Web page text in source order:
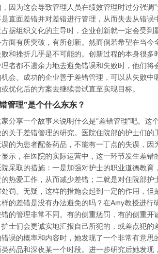
，因为这会导致管理人员在绩效管理时过分强调
直面差错并对差错进行管理，从而失去从错
占据组织文化的主导时，企业创新就一定会受
方面有所突破，有所创新。然而倘若希望在当
败和挫折几乎是不可能的。创新过程的本身很
者都不遗余力地去避免错误和失败时，他们
机会。成功的企业善于差错管理，可以从失败
优化后的方案去继续尝试直至实现目标。
管理”是个什么东东？
分享一个故事来说明什么是“差错管理”吧。这
关于差错管理的研究。医院住院部的护士们
的为患者配备药品，不能有一丁点的失误，
示，在医院的实际运营中，这一环节发生差
院采取的措施：一是加强对护士的职业道德教
的热爱工作，从而减少差错；二就是对住院部
处罚。无疑，这样的措施会起到一定的作用，
的差错是没有办法避免的吗？在Amy教授进
的管理非常不同。有的侧重惩罚，有的侧重
护士们会更诚实地汇报自己所犯的，或差点犯
误的概率和内容时，她发现了一个非常有意
药品和深夜某一个时段。进一步研究后她发